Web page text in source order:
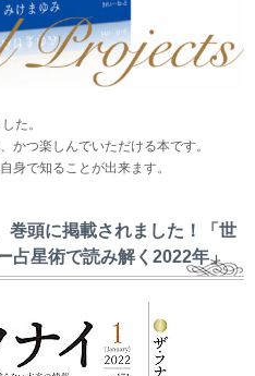
た。
かつ楽しんでいただける本です。
身で知ることが出来ます。
頭に掲載されました！「世
占星術で読み解く2022年」